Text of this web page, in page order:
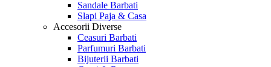
Sandale Barbati
Slapi Paja & Casa
Accesorii Diverse
Ceasuri Barbati
Parfumuri Barbati
Bijuterii Barbati